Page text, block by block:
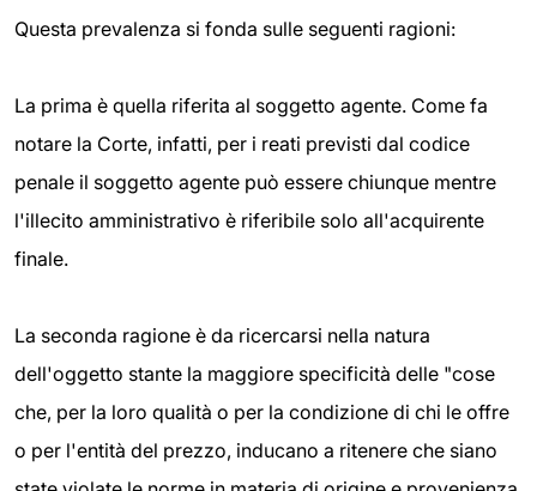
Questa prevalenza si fonda sulle seguenti ragioni:
La prima è quella riferita al soggetto agente. Come fa
notare la Corte, infatti, per i reati previsti dal codice
penale il soggetto agente può essere chiunque mentre
l'illecito amministrativo è riferibile solo all'acquirente
finale.
La seconda ragione è da ricercarsi nella natura
dell'oggetto stante la maggiore specificità delle "cose
che, per la loro qualità o per la condizione di chi le offre
o per l'entità del prezzo, inducano a ritenere che siano